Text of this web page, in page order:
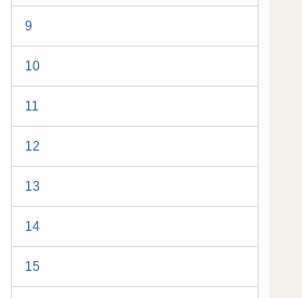
9
10
11
12
13
14
15